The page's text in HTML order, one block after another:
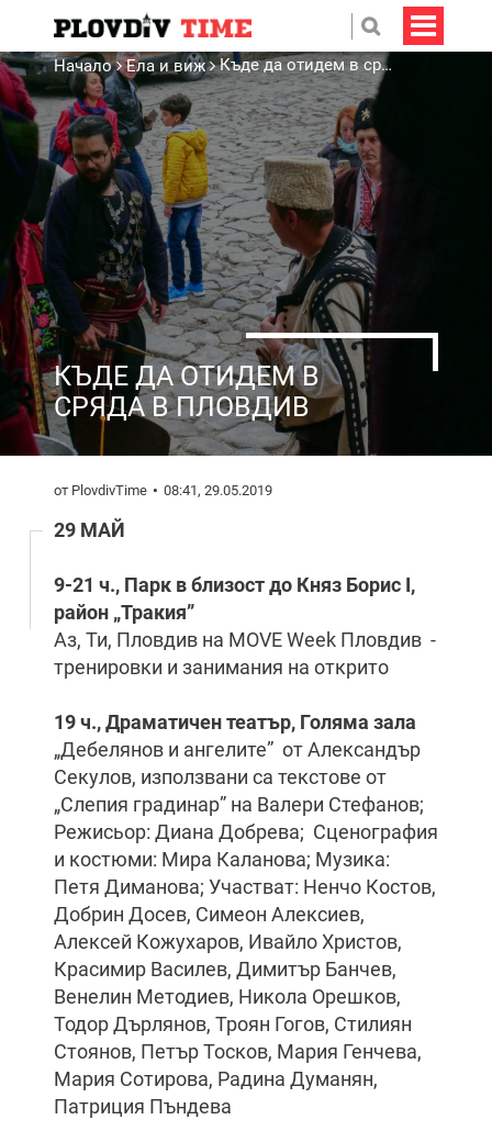
Начало Ела и виж Къде да отидем в сряда в Пловдив
КЪДЕ ДА ОТИДЕМ В
СРЯДА В ПЛОВДИВ
от PlovdivTime 08:41, 29.05.2019
29 МАЙ
9-21 ч., Парк в близост до Княз Борис I,
район „Тракия”
Аз, Ти, Пловдив на MOVE Week Пловдив -
тренировки и занимания на открито
19 ч., Драматичен театър, Голяма зала
„Дебелянов и ангелите” от Александър
Секулов, използвани са текстове от
„Слепия градинар” на Валери Стефанов;
Режисьор: Диана Добрева; Сценография
и костюми: Мира Каланова; Музика:
Петя Диманова; Участват: Ненчо Костов,
Добрин Досев, Симеон Алексиев,
Алексей Кожухаров, Ивайло Христов,
Красимир Василев, Димитър Банчев,
Венелин Методиев, Никола Орешков,
Тодор Дърлянов, Троян Гогов, Стилиян
Стоянов, Петър Тосков, Мария Генчева,
Мария Сотирова, Радина Думанян,
Патриция Пъндева